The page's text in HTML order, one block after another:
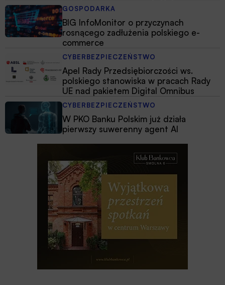
GOSPODARKA
BIG InfoMonitor o przyczynach
rosnącego zadłużenia polskiego e-
commerce
CYBERBEZPIECZEŃSTWO
Apel Rady Przedsiębiorczości ws.
polskiego stanowiska w pracach Rady
UE nad pakietem Digital Omnibus
CYBERBEZPIECZEŃSTWO
W PKO Banku Polskim już działa
pierwszy suwerenny agent AI